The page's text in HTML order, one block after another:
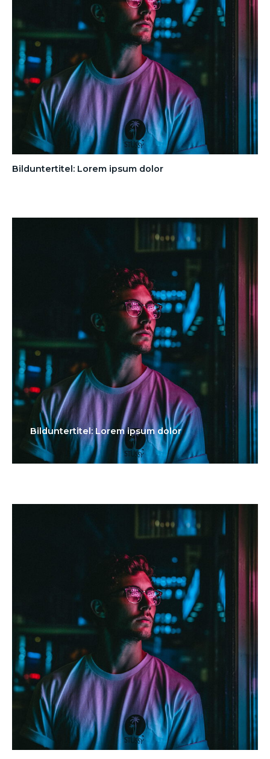
Bilduntertitel: Lorem ipsum dolor
Bilduntertitel: Lorem ipsum dolor